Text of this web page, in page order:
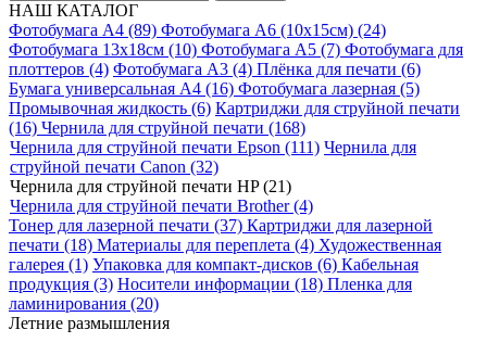
НАШ КАТАЛОГ
Фотобумага A4 (89) Фотобумага A6 (10х15см) (24)
Фотобумага 13х18см (10) Фотобумага A5 (7) Фотобумага для
плоттеров (4) Фотобумага A3 (4) Плёнка для печати (6)
Бумага универсальная A4 (16) Фотобумага лазерная (5)
Промывочная жидкость (6) Картриджи для струйной печати
(16) Чернила для струйной печати (168)
Чернила для струйной печати Epson (111) Чернила для
струйной печати Canon (32)
Чернила для струйной печати HP (21)
Чернила для струйной печати Brother (4)
Тонер для лазерной печати (37) Картриджи для лазерной
печати (18) Материалы для переплета (4) Художественная
галерея (1) Упаковка для компакт-дисков (6) Кабельная
продукция (3) Носители информации (18) Пленка для
ламинирования (20)
Летние размышления